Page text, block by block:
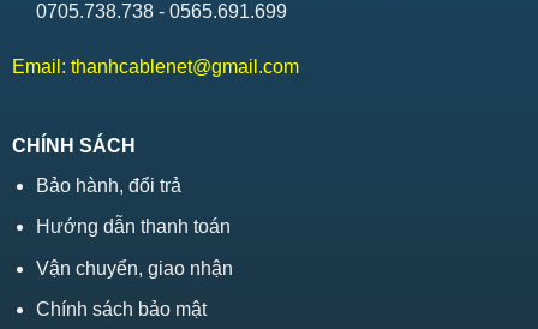
0705.738.738 - 0565.691.699
Email: thanhcablenet@gmail.com
CHÍNH SÁCH
Bảo hành, đổi trả
Hướng dẫn thanh toán
Vận chuyển, giao nhận
Chính sách bảo mật